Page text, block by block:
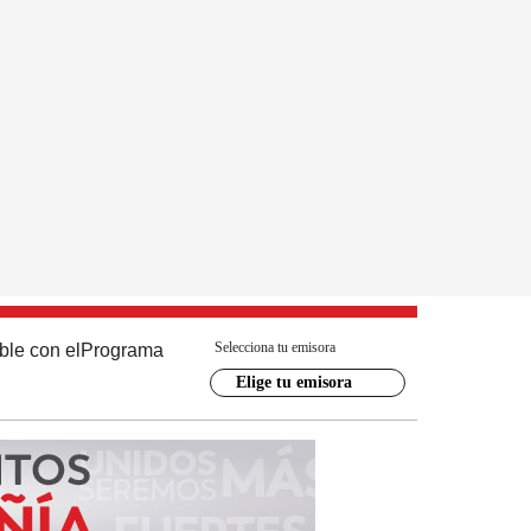
con el Programa Selecciona tu emisora
Elige tu emisora